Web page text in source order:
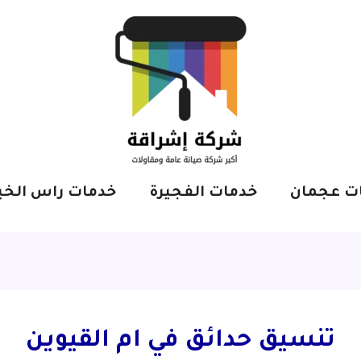
عجمان خدمات الفجيرة خدمات راس
تنسيق حدائق في ام القيوين